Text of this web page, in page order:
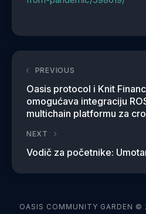
PREVIOUS
Oasis protocol i Knit
omogućava integraciju
multichain platformu za
NEXT
Vodič za početnike:
OASIS COMMUNITY GARDEN ©